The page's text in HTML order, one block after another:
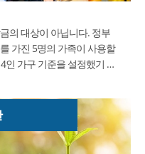
의 대상이 아닙니다. 정부
가진 5명의 가족이 사용할
인 가구 기준을 설정했기 때
를 두고 있...